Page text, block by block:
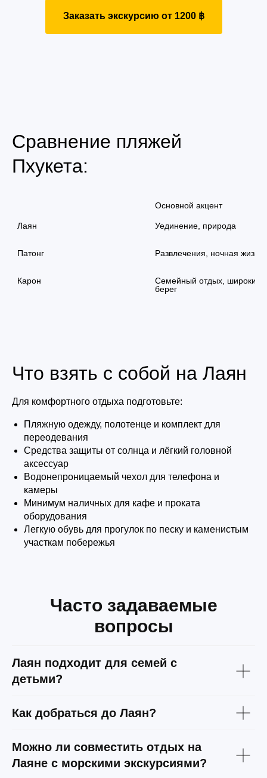
Заказать экскурсию от 1200 ฿
Сравнение пляжей
Пхукета:
Основной акцент
Лаян Уединение, природа
Патонг Развлечения, ночная жизнь
Карон
Семейный отдых, широкий
берег
Что взять с собой на Лаян
Для комфортного отдыха подготовьте:
Пляжную одежду, полотенце и комплект для
переодевания
Средства защиты от солнца и лёгкий головной
аксессуар
Водонепроницаемый чехол для телефона и
камеры
Минимум наличных для кафе и проката
оборудования
Легкую обувь для прогулок по песку и каменистым
участкам побережья
Часто задаваемые
вопросы
Лаян подходит для семей с
детьми?
Как добраться до Лаян?
Можно ли совместить отдых на
Лаяне с морскими экскурсиями?